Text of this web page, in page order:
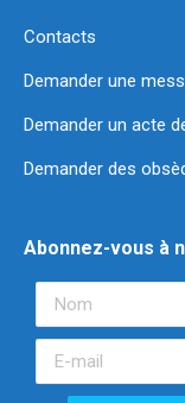
Contacts
Demander une
Demander un acte
Demander des
Abonnez-vous à